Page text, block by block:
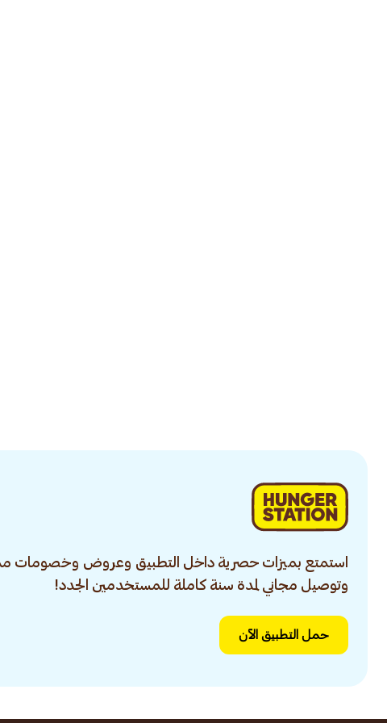
استمتع بميزات حصرية داخل التطبيق وعروض وخصومات
وتوصيل مجاني لمدة سنة كاملة للمستخدمين الجدد!
حمل التطبيق الآن